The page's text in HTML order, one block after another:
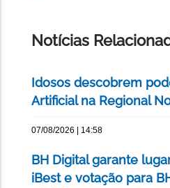
Notícias
Idosos descobrem
Artificial na Regional
07/08/2026 | 14:58
BH Digital garante
iBest e votação para